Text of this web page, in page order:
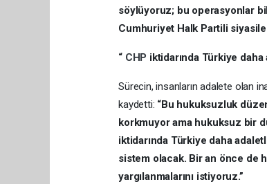
söylüyoruz; bu operasyonlar
Cumhuriyet Halk Partili
“ CHP iktidarında Türkiye
Sürecin, insanların adalete olan
kaydetti: “Bu hukuksuzluk
korkmuyor ama hukuksuz bir
iktidarında Türkiye daha
sistem olacak. Bir an önce de
yargılanmalarını istiyoruz.”